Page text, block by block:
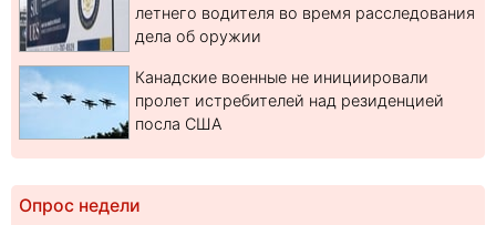
летнего водителя во время расследования
дела об оружии
Канадские военные не инициировали
пролет истребителей над резиденцией
посла США
Опрос недели